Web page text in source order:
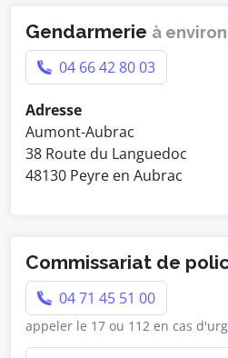
Gendarmerie à environ
04 66 42 80 03
Adresse
Aumont-Aubrac
38 Route du Languedoc
48130 Peyre en Aubrac
Commissariat de
04 71 45 51 00
appeler le 17 ou 112 en cas